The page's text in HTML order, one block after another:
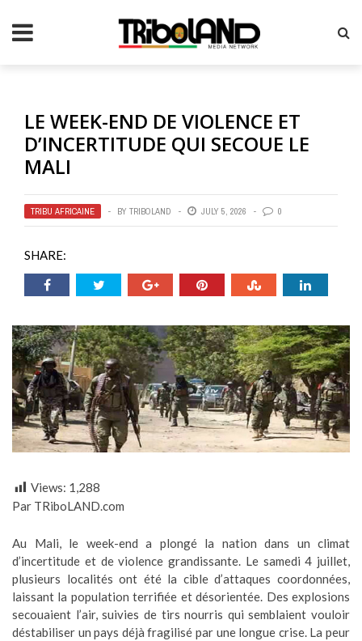
LE WEEK-END DE VIOLENCE ET
D’INCERTITUDE QUI SECOUE LE
MALI
TRIBU AFRICAINE BY TRIBOLAND JULY 5, 2026 0
SHARE:
Views: 1,288
Par TRiboLAND.com
Au Mali, le week-end a plongé la nation dans un climat
d’incertitude et de violence grandissante. Le samedi 4 juillet,
plusieurs localités ont été la cible d’attaques coordonnées,
laissant la population terrifiée et désorientée. Des explosions
secouaient l’air, suivies de tirs nourris qui semblaient vouloir
déstabiliser un pays déjà fragilisé par une longue crise. La peur